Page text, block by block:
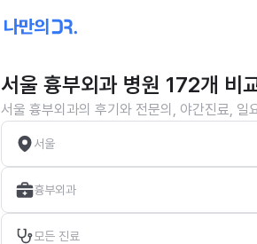
서울 흉부외과 병원 172개 비
서울 흉부외과의 후기와 전문의, 야간진료, 일
서울
흉부외과
모든 진료